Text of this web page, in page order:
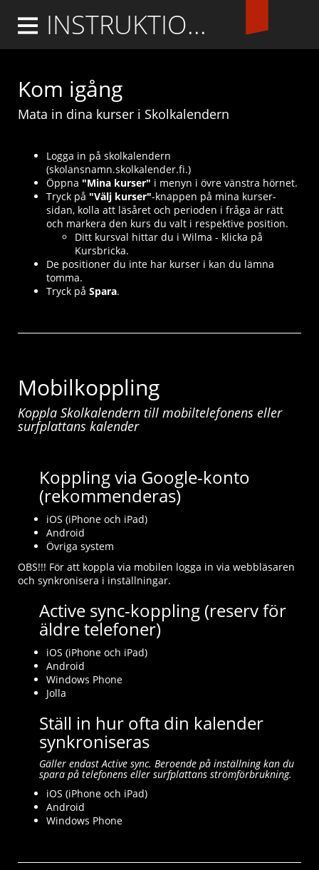
INSTRUKTIONER
Logga in
Kom igång
Mata in dina kurser i Skolkalendern
Logga in på skolkalendern
(skolansnamn.skolkalender.fi.)
Öppna "Mina kurser" i menyn i övre vänstra hörnet.
Tryck på "Välj kurser"-knappen på mina kurser-
sidan, kolla att läsåret och perioden i fråga är rätt
och markera den kurs du valt i respektive position.
Ditt kursval hittar du i Wilma - klicka på
Kursbricka.
De positioner du inte har kurser i kan du lämna
tomma.
Tryck på Spara.
Mobilkoppling
Koppla Skolkalendern till mobiltelefonens eller
surfplattans kalender
Koppling via Google-konto
(rekommenderas)
iOS (iPhone och iPad)
Android
Övriga system
OBS!!! För att koppla via mobilen logga in via webbläsaren
och synkronisera i inställningar.
Active sync-koppling (reserv för
äldre telefoner)
iOS (iPhone och iPad)
Android
Windows Phone
Jolla
Ställ in hur ofta din kalender
synkroniseras
Gäller endast Active sync. Beroende på inställning kan du
spara på telefonens eller surfplattans strömförbrukning.
iOS (iPhone och iPad)
Android
Windows Phone